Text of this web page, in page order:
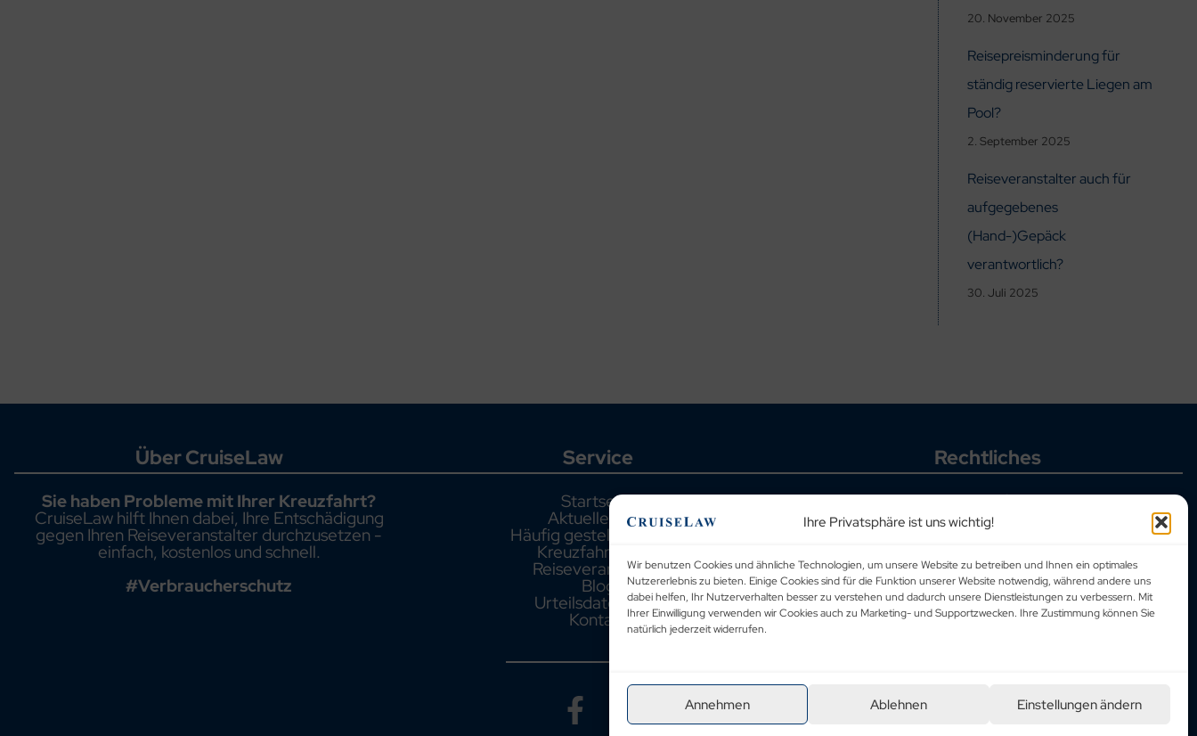
Ihre Privatsphäre ist uns wichtig!
Wir benutzen Cookies und ähnliche Technologien, um unsere Website zu betreiben und Ihnen ein optimales
Nutzererlebnis zu bieten. Einige Cookies sind für die Funktion unserer Website notwendig, während andere uns
dabei helfen, Ihr Nutzerverhalten besser zu verstehen und dadurch unsere Dienstleistungen zu verbessern. Mit
Ihrer Einwilligung verwenden wir Cookies auch zu Marketing- und Supportzwecken. Ihre Zustimmung können Sie
natürlich jederzeit widerrufen.
Annehmen Ablehnen Einstellungen ändern
20. November 2025
Reisepreisminderung für
ständig reservierte Liegen am
Pool?
2. September 2025
Reiseveranstalter auch für
aufgegebenes
(Hand-)Gepäck
verantwortlich?
30. Juli 2025
Über CruiseLaw
Sie haben Probleme mit Ihrer Kreuzfahrt?
CruiseLaw hilft Ihnen dabei, Ihre Entschädigung
gegen Ihren Reiseveranstalter durchzusetzen -
einfach, kostenlos und schnell.
#Verbraucherschutz
Service
Startseite
Aktuelle Fälle
Häufig gestellte Fragen
Kreuzfahrthäfen
Reiseveranstalter
Blog
Urteilsdatenbank
Kontakt
Rechtliches
Allgemeine Geschäftsbedingungen
Datenschutzbestimmungen
Corporate Social Responsibility